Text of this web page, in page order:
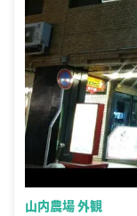
山内農場 外観